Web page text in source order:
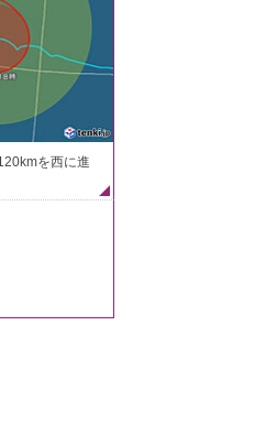
を西に進